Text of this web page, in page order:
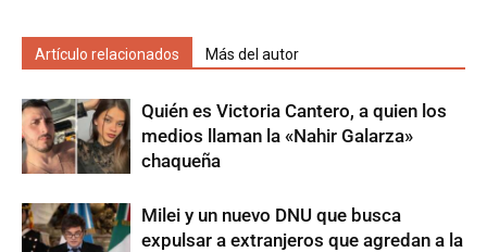
Artículo relacionados Más del autor
Quién es Victoria Cantero, a quien los
medios llaman la «Nahir Galarza»
chaqueña
Milei y un nuevo DNU que busca
expulsar a extranjeros que agredan a la